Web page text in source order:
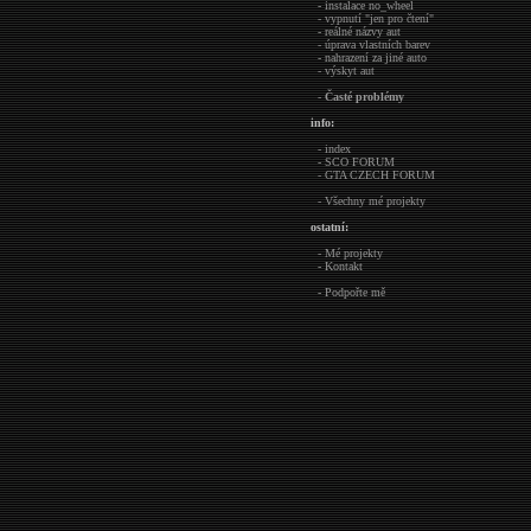
- instalace no_wheel
- vypnutí "jen pro čtení"
- reálné názvy aut
- úprava vlastních barev
- nahrazení za jiné auto
- výskyt aut
-Časté problémy
info:
- index
- SCO FORUM
- GTA CZECH FORUM
- Všechny mé projekty
ostatní:
- Mé projekty
- Kontakt
- Podpořte mě